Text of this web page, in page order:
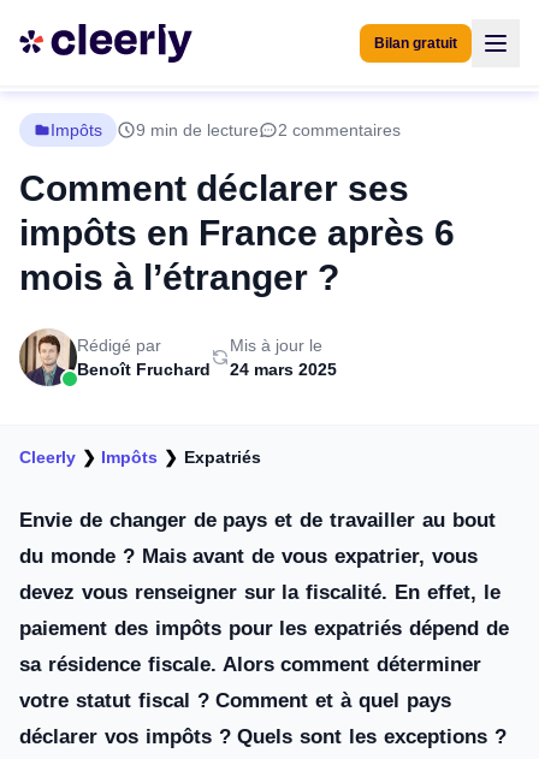
Bilan gratuit
Impôts 9 min de lecture 2 commentaires
Comment déclarer ses
impôts en France après 6
mois à l’étranger ?
Rédigé par
Benoît Fruchard
Mis à jour le
24 mars 2025
Cleerly ❯ Impôts ❯ Expatriés
Envie de changer de pays et de travailler au bout
du monde ? Mais avant de vous expatrier, vous
devez vous renseigner sur la fiscalité. En effet, le
paiement des impôts pour les expatriés dépend de
sa résidence fiscale. Alors comment déterminer
votre statut fiscal ? Comment et à quel pays
déclarer vos impôts ? Quels sont les exceptions ?